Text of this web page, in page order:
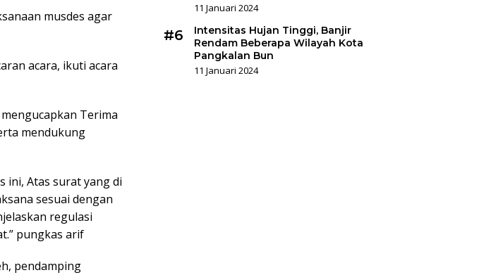
musdes agar
acara, ikuti acara
Terima
mendukung
ini, Atas surat yang di
sesuai dengan
regulasi
pungkas arif
pendamping
11 Januari 2024
#6
Intensitas Hujan Tinggi, Banjir
Rendam Beberapa Wilayah Kota
Pangkalan Bun
11 Januari 2024